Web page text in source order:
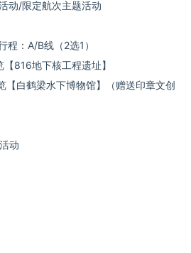
动/限定航次主题活动
程：A/B线（2选1）
816地下核工程遗址】
白鹤梁水下博物馆】（赠送印章文创
动